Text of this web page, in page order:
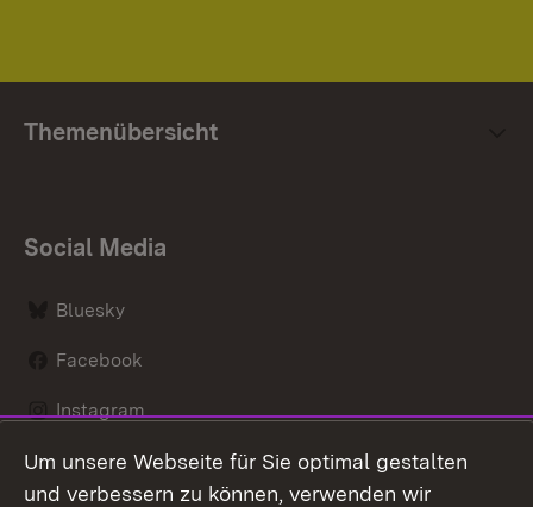
Themenübersicht
Social Media
Bluesky
Facebook
Instagram
LinkedIn
Um unsere Webseite für Sie optimal gestalten
und verbessern zu können, verwenden wir